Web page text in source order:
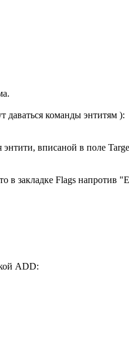
даваться команды энтитям ):
вписаной в поле
закладке Flags напротив
ADD: